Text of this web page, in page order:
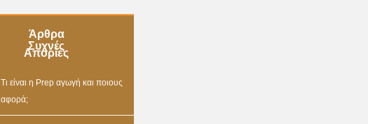
Άρθρα
Συχνές
Απορίες
Τι είναι η Prep αγωγή και ποιους
αφορά;